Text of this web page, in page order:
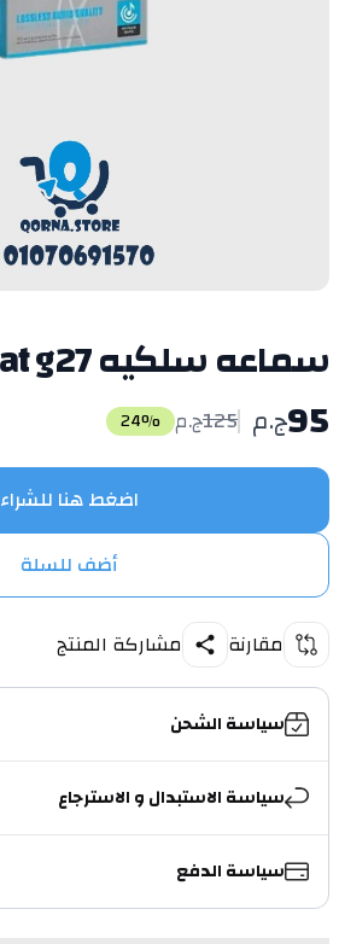
سماعه سلكيه celebrat g27
95ج.م 125ج.م 24%
اضغط هنا للشراء
أضف للسلة
مقارنة مشاركة المنتج
سياسة الشحن
سياسة الاستبدال و الاسترجاع
سياسة الدفع